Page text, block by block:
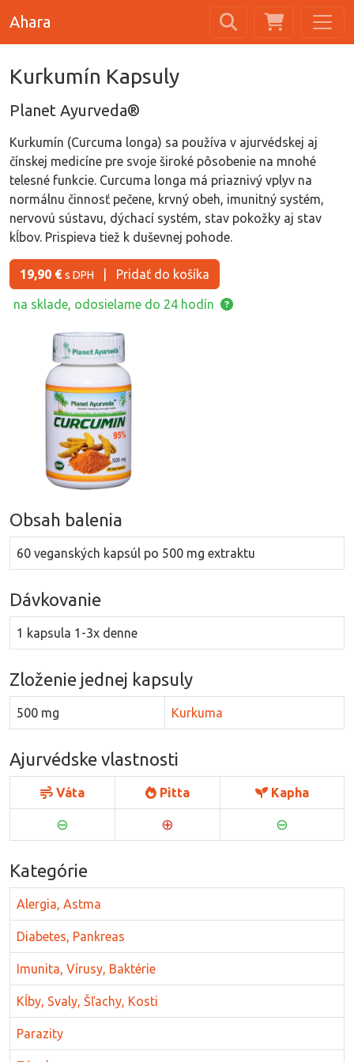
Ahara
Kurkumín Kapsuly
Planet Ayurveda®
Kurkumín (Curcuma longa) sa používa v ajurvédskej aj
čínskej medicíne pre svoje široké pôsobenie na mnohé
telesné funkcie. Curcuma longa má priaznivý vplyv na
normálnu činnosť pečene, krvný obeh, imunitný systém,
nervovú sústavu, dýchací systém, stav pokožky aj stav
kĺbov. Prispieva tiež k duševnej pohode.
19,90 € s DPH Pridať do košíka
na sklade, odosielame do 24 hodín
Obsah balenia
60 veganských kapsúl po 500 mg extraktu
Dávkovanie
1 kapsula 1-3x denne
Zloženie jednej kapsuly
500 mg Kurkuma
Ajurvédske vlastnosti
Váta Pitta Kapha
⊖ ⊕ ⊖
Kategórie
Alergia, Astma
Diabetes, Pankreas
Imunita, Vírusy, Baktérie
Kĺby, Svaly, Šľachy, Kosti
Parazity